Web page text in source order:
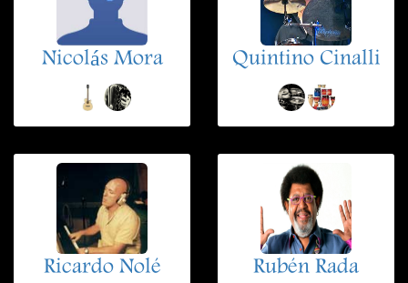
Nicolás Mora Quintino Cinalli
Ricardo Nolé Rubén Rada